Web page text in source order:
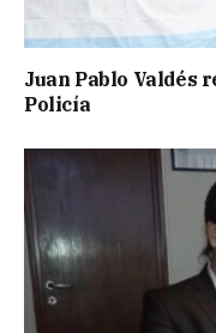
Juan Pablo Valdés
Policía